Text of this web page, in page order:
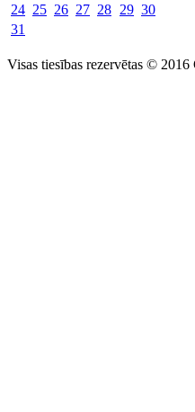
24 25 26 27 28 29 30
31
Visas tiesības rezervētas ©